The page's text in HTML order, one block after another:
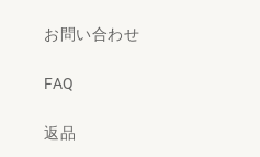
お問い合わせ
FAQ
返品